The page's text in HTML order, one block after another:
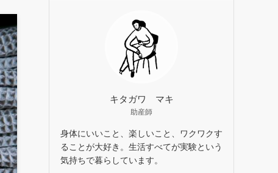
キタガワ マキ
助産師
身体にいいこと、楽しいこと、ワクワクす
ることが大好き。生活すべてが実験という
気持ちで暮らしています。